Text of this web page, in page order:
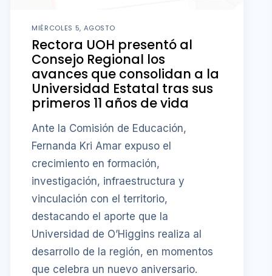
MIÉRCOLES 5, AGOSTO
Rectora UOH presentó al
Consejo Regional los
avances que consolidan a la
Universidad Estatal tras sus
primeros 11 años de vida
Ante la Comisión de Educación,
Fernanda Kri Amar expuso el
crecimiento en formación,
investigación, infraestructura y
vinculación con el territorio,
destacando el aporte que la
Universidad de O’Higgins realiza al
desarrollo de la región, en momentos
que celebra un nuevo aniversario.